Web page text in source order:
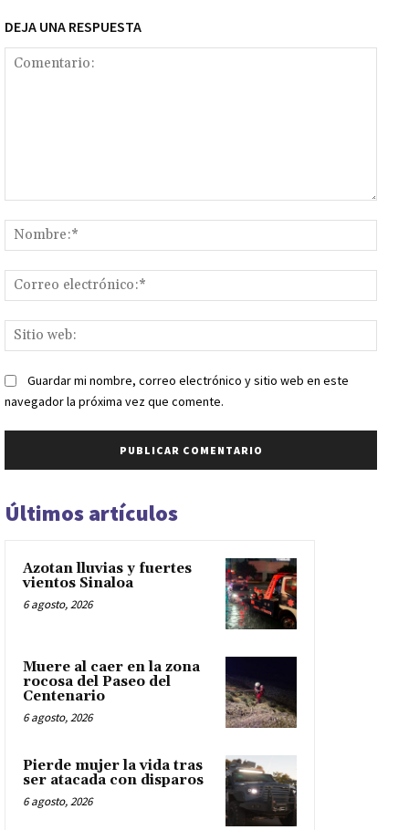
DEJA UNA RESPUESTA
web:
Guardar mi nombre, correo electrónico y sitio web en este
navegador la próxima vez que comente.
Últimos artículos
Azotan lluvias y fuertes
vientos Sinaloa
6 agosto, 2026
Muere al caer en la zona
rocosa del Paseo del
Centenario
6 agosto, 2026
Pierde mujer la vida tras
ser atacada con disparos
6 agosto, 2026